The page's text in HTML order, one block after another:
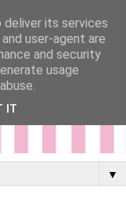
▼
its services
user-agent are
and security
usage
IT